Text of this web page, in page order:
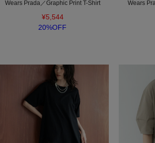
Wears Prada／Graphic Print T-Shirt
¥5,544
20%OFF
Wears